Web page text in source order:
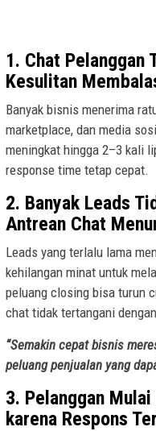
1. Chat Pelanggan
Kesulitan
Banyak bisnis menerima
marketplace, dan media
meningkat hingga 2–3 kali
response time tetap cepat.
2. Banyak Leads
Antrean Chat
Leads yang terlalu lama
kehilangan minat untuk
peluang closing bisa turun
chat tidak tertangani
“Semakin cepat bisnis
peluang penjualan yang
3. Pelanggan
karena Respons